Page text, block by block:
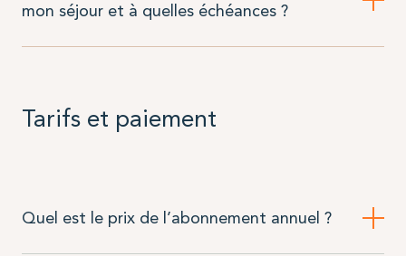
mon séjour et à quelles échéances ?
Tarifs et paiement
Quel est le prix de l’abonnement annuel ?